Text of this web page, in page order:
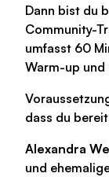
Dann bist du
Community-
umfasst 60
Warm-up und
dass du
Alexandra
und